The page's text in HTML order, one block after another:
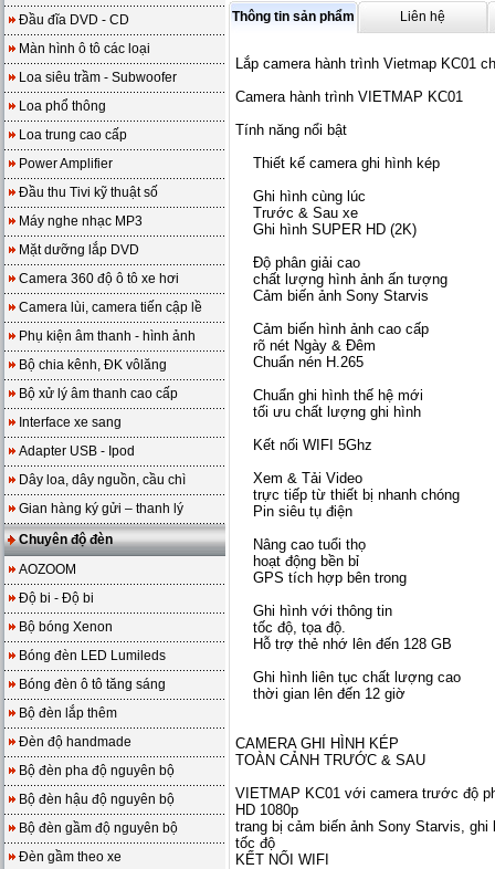
Đầu đĩa DVD - CD
Màn hình ô tô các loại
Loa siêu trầm - Subwoofer
Loa phổ thông
Loa trung cao cấp
Power Amplifier
Đầu thu Tivi kỹ thuật số
Máy nghe nhạc MP3
Mặt dưỡng lắp DVD
Camera 360 độ ô tô xe hơi
Camera lùi, camera tiến cập lề
Phụ kiện âm thanh - hình ảnh
Bộ chia kênh, ĐK vôlăng
Bộ xử lý âm thanh cao cấp
Interface xe sang
Adapter USB - Ipod
Dây loa, dây nguồn, cầu chì
Gian hàng ký gửi – thanh lý
Chuyên độ đèn
AOZOOM
Độ bi - Độ bi
Bộ bóng Xenon
Bóng đèn LED Lumileds
Bóng đèn ô tô tăng sáng
Bộ đèn lắp thêm
Đèn độ handmade
Bộ đèn pha độ nguyên bộ
Bộ đèn hậu độ nguyên bộ
Bộ đèn gầm độ nguyên bộ
Đèn gầm theo xe
Thông tin sản phẩm Liên hệ
Lắp camera hành trình Vietmap KC01
Camera hành trình VIETMAP KC01
Tính năng nổi bật
Thiết kế camera ghi hình kép
Ghi hình cùng lúc
Trước & Sau xe
Ghi hình SUPER HD (2K)
Độ phân giải cao
chất lượng hình ảnh ấn tượng
Cảm biến ảnh Sony Starvis
Cảm biến hình ảnh cao cấp
rõ nét Ngày & Đêm
Chuẩn nén H.265
Chuẩn ghi hình thế hệ mới
tối ưu chất lượng ghi hình
Kết nối WIFI 5Ghz
Xem & Tải Video
trực tiếp từ thiết bị nhanh chóng
Pin siêu tụ điện
Nâng cao tuổi thọ
hoạt động bền bỉ
GPS tích hợp bên trong
Ghi hình với thông tin
tốc độ, tọa độ.
Hỗ trợ thẻ nhớ lên đến 128 GB
Ghi hình liên tục chất lượng cao
thời gian lên đến 12 giờ
CAMERA GHI HÌNH KÉP
TOÀN CẢNH TRƯỚC & SAU
VIETMAP KC01 với camera trước độ
HD 1080p
trang bị cảm biến ảnh Sony Starvis,
tốc độ
KẾT NỐI WIFI